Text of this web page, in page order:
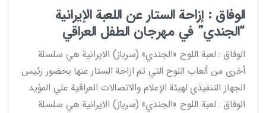
الوفاق : إزاحة الستار عن اللعبة الإيرانية
“الجندي” في مهرجان الطفل العراقي
الوفاق : لعبة اللوح «الجندي» (سرباز) الايرانية هي سلسلة
أخرى من ألعاب اللوح التي تم ازاحة الستار عنها بحضور رئيس
الجهاز التنفيذي لهيئة الإعلام والاتصالات العراقية علي المؤيد
الوفاق : لعبة اللوح «الجندي» (سرباز) الايرانية هي سلسلة